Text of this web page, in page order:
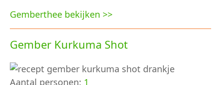
Gemberthee bekijken >>
Gember Kurkuma Shot
Aantal personen: 1